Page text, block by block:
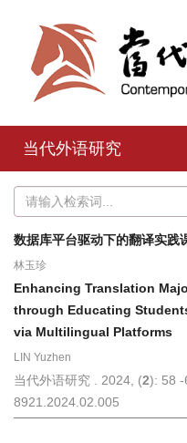
当代外语研究
数据库平台驱动下的翻译实践
林玉珍
Enhancing Translation
through Educating
via Multilingual Platforms
LIN Yuzhen
当代外语研究 . 2024, (2): 58
8921.2024.02.005